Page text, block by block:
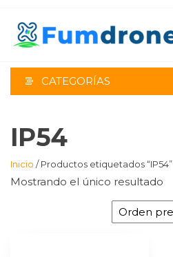
contenido
CATEGORÍAS
IP54
Inicio / Productos etiquetados “IP54”
Mostrando el único resultado